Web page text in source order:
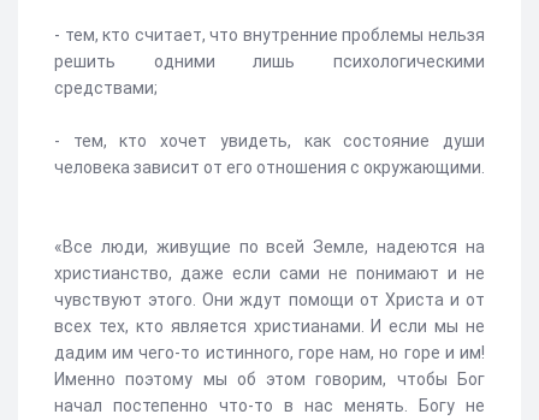
- тем, кто считает, что внутренние проблемы нельзя
решить одними лишь психологическими
средствами;
- тем, кто хочет увидеть, как состояние души
человека зависит от его отношения с окружающими.
«Все люди, живущие по всей Земле, надеются на
христианство, даже если сами не понимают и не
чувствуют этого. Они ждут помощи от Христа и от
всех тех, кто является христианами. И если мы не
дадим им чего-то истинного, горе нам, но горе и им!
Именно поэтому мы об этом говорим, чтобы Бог
начал постепенно что-то в нас менять. Богу не